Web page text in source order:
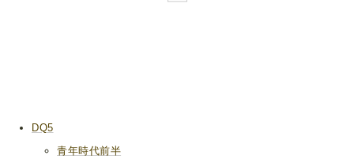
DQ5
青年時代前半